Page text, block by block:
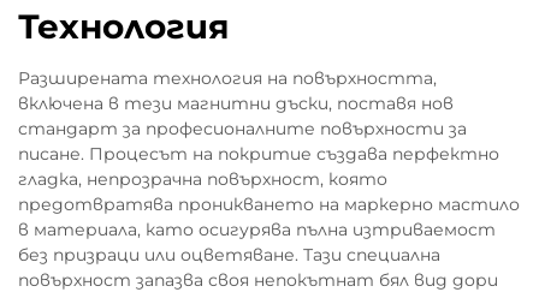
Технология
Разширената технология на повърхността,
включена в тези магнитни дъски, поставя нов
стандарт за професионалните повърхности за
писане. Процесът на покритие създава перфектно
гладка, непрозрачна повърхност, която
предотвратява проникването на маркерно мастило
в материала, като осигурява пълна изтриваемост
без призраци или оцветяване. Тази специална
повърхност запазва своя непокътнат бял вид дори